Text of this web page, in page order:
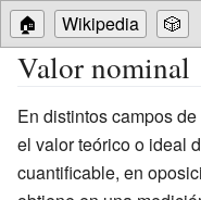
🏠 Wikipedia 🎲
Valor nominal
En distintos campos
el valor teórico o ideal
cuantificable, en